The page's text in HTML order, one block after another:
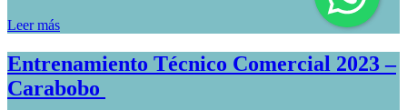
Leer más
Entrenamiento Técnico Comercial 2023 –
Carabobo